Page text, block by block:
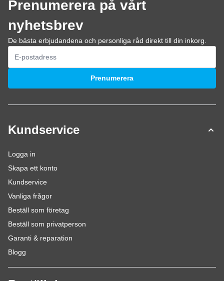
Prenumerera på vårt
nyhetsbrev
De bästa erbjudandena och personliga råd direkt till din inkorg.
E-postadress
Prenumerera
Kundservice
Logga in
Skapa ett konto
Kundservice
Vanliga frågor
Beställ som företag
Beställ som privatperson
Garanti & reparation
Blogg